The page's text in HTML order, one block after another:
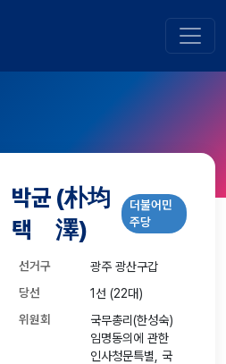
박균
택
(朴均
澤)
더불어민
주당
선거구
광주 광산구갑
당선
1선 (22대)
위원회
국무총리(한성숙)
임명동의에 관한
인사청문특별, 국